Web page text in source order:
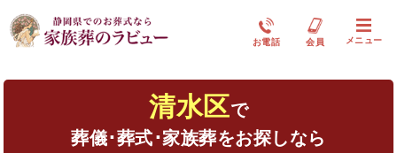
お電話 会員 メニュー
清水区で
葬儀･葬式･家族葬をお探しなら